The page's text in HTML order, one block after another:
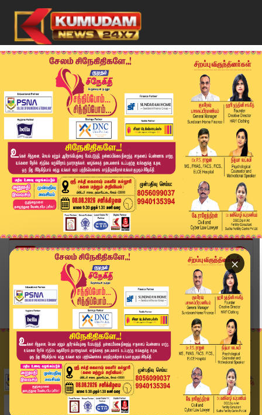
×
Home
வீடியோ ஸ்டோரி
Kumudam Express News | 05.07.2026 | Tamilnadu |...